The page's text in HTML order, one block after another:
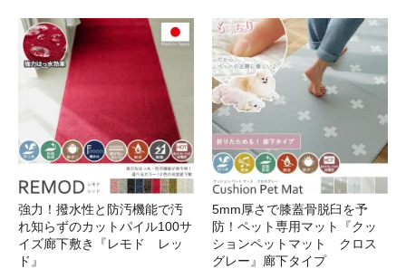
強力！撥水性と防汚機能で汚
れ知らずのカットパイル100サ
イズ廊下敷き『レモド レッ
ド』
5mm厚さで膝蓋骨脱臼を予
防！ペット専用マット『クッ
ションペットマット クロス
グレー』廊下タイプ